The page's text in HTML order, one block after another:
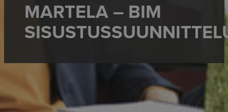
MARTELA – BIM